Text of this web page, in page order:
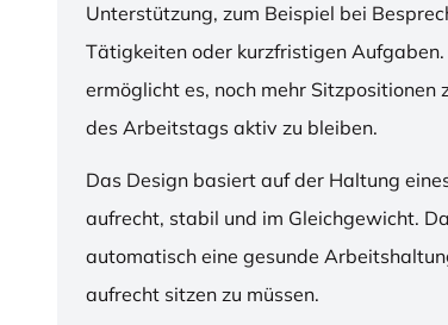
Unterstützung, zum Beispiel bei
Tätigkeiten oder kurzfristigen
ermöglicht es, noch mehr Sitzpositionen
des Arbeitstags aktiv zu bleiben.
Das Design basiert auf der Haltung
aufrecht, stabil und im Gleichgewicht.
automatisch eine gesunde
aufrecht sitzen zu müssen.